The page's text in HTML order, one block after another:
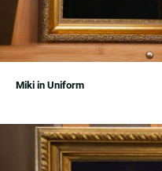
Miki in Uniform